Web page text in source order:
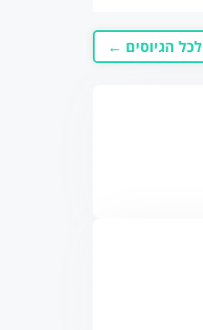
לכל הגיוסים ←